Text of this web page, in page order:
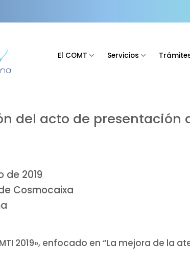
El COMT Servicios
del acto de presentación
de 2019
Cosmocaixa
2019», enfocado en “La mejora de la